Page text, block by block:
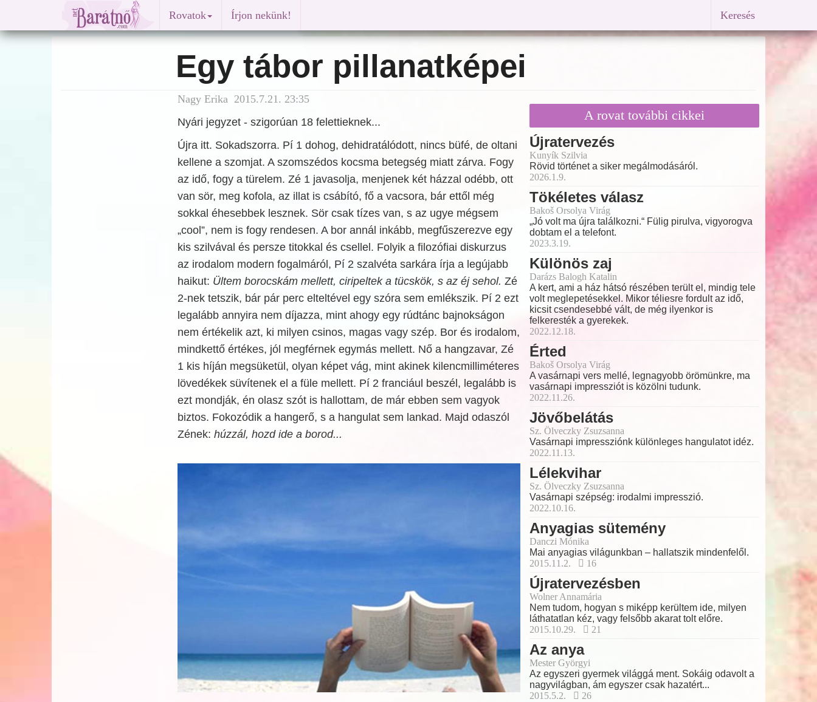
Rovatok Írjon nekünk! Keresés
Egy tábor pillanatképei
Nagy Erika 2015.7.21. 23:35
Nyári jegyzet - szigorúan 18 felettieknek...
Újra itt. Sokadszorra. Pí 1 dohog, dehidratálódott, nincs büfé, de oltani
kellene a szomjat. A szomszédos kocsma betegség miatt zárva. Fogy
az idő, fogy a türelem. Zé 1 javasolja, menjenek két házzal odébb, ott
van sör, meg kofola, az illat is csábító, fő a vacsora, bár ettől még
sokkal éhesebbek lesznek. Sör csak tízes van, s az ugye mégsem
„cool”, nem is fogy rendesen. A bor annál inkább, megfűszerezve egy
kis szilvával és persze titokkal és csellel. Folyik a filozófiai diskurzus
az irodalom modern fogalmáról, Pí 2 szalvéta sarkára írja a legújabb
haikut: Ültem borocskám mellett, ciripeltek a tücskök, s az éj sehol. Zé
2-nek tetszik, bár pár perc elteltével egy szóra sem emlékszik. Pí 2 ezt
legalább annyira nem díjazza, mint ahogy egy rúdtánc bajnokságon
nem értékelik azt, ki milyen csinos, magas vagy szép. Bor és irodalom,
mindkettő értékes, jól megférnek egymás mellett. Nő a hangzavar, Zé
1 kis híján megsüketül, olyan képet vág, mint akinek kilencmilliméteres
lövedékek süvítenek el a füle mellett. Pí 2 franciául beszél, legalább is
ezt mondják, én olasz szót is hallottam, de már ebben sem vagyok
biztos. Fokozódik a hangerő, s a hangulat sem lankad. Majd odaszól
Zének: húzzál, hozd ide a borod...
A rovat további cikkei
Újratervezés
Kunyík Szilvia
Rövid történet a siker megálmodásáról.
2026.1.9.
Tökéletes válasz
Bakoš Orsolya Virág
„Jó volt ma újra találkozni.“ Fülig pirulva, vigyorogva
dobtam el a telefont.
2023.3.19.
Különös zaj
Darázs Balogh Katalin
A kert, ami a ház hátsó részében terült el, mindig tele
volt meglepetésekkel. Mikor téliesre fordult az idő,
kicsit csendesebbé vált, de még ilyenkor is
felkeresték a gyerekek.
2022.12.18.
Érted
Bakoš Orsolya Virág
A vasárnapi vers mellé, legnagyobb örömünkre, ma
vasárnapi impressziót is közölni tudunk.
2022.11.26.
Jövőbelátás
Sz. Ölveczky Zsuzsanna
Vasárnapi impressziónk különleges hangulatot idéz.
2022.11.13.
Lélekvihar
Sz. Ölveczky Zsuzsanna
Vasárnapi szépség: irodalmi impresszió.
2022.10.16.
Anyagias sütemény
Danczi Mónika
Mai anyagias világunkban – hallatszik mindenfelől.
2015.11.2.
16
Újratervezésben
Wolner Annamária
Nem tudom, hogyan s miképp kerültem ide, milyen
láthatatlan kéz, vagy felsőbb akarat tolt előre.
2015.10.29.
21
Az anya
Mester Györgyi
Az egyszeri gyermek világgá ment. Sokáig odavolt a
nagyvilágban, ám egyszer csak hazatért...
2015.5.2.
26